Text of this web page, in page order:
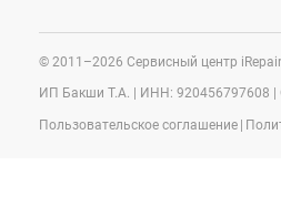
© 2011–2026 Сервисный центр
ИП Бакши Т.А. | ИНН: 920456797608
Пользовательское соглашение